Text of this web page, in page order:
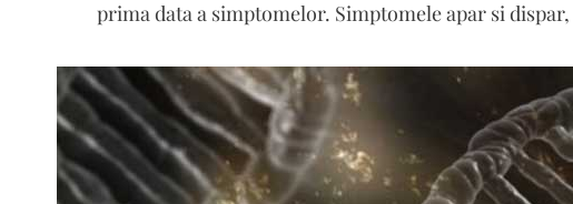
prima data a simptomelor. Simptomele apar si